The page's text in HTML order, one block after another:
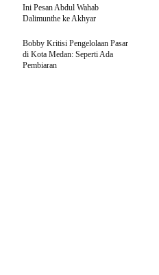
Ini Pesan Abdul Wahab
Dalimunthe ke Akhyar
Bobby Kritisi Pengelolaan Pasar
di Kota Medan: Seperti Ada
Pembiaran